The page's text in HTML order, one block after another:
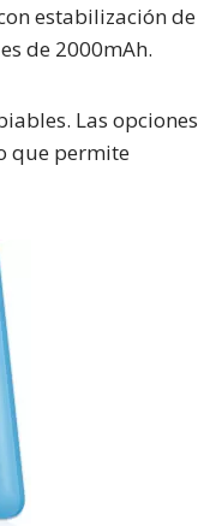
estabilización de
de 2000mAh.
Las opciones
que permite